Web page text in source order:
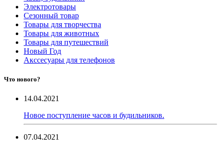
Электротовары
Сезонный товар
Товары для творчества
Товары для животных
Товары для путешествий
Новый Год
Акссесуары для телефонов
Что нового?
14.04.2021
Новое поступление часов и будильников.
07.04.2021